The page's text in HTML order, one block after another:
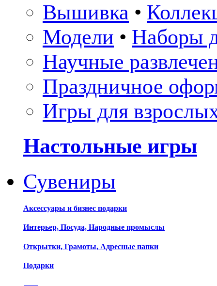
Вышивка •
Модели • Наборы
Научные
Праздничное
Игры для
Настольные игры
Сувениры
Аксессуары и бизнес подарки
Интерьер, Посуда, Народные промыслы
Открытки, Грамоты, Адресные папки
Подарки